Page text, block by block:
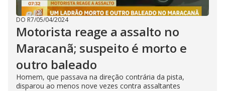
DO R7/05/04/2024
Motorista reage a assalto no
Maracanã; suspeito é morto e
outro baleado
Homem, que passava na direção contrária da pista,
disparou ao menos nove vezes contra assaltantes